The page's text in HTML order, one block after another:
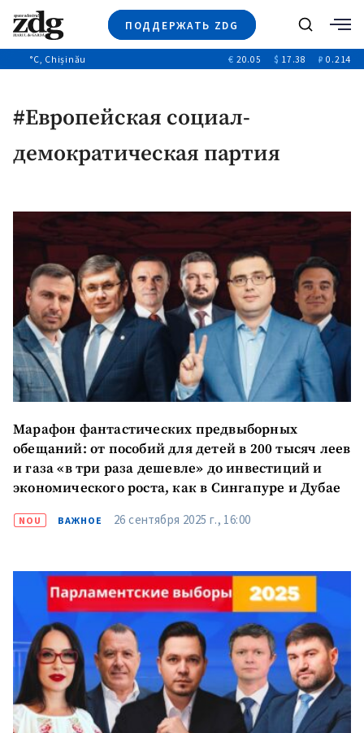
ПОДДЕРЖАТЬ ZDG
Новости
Расследования
+75
Выборы 2025
Поиск
°C, Chișinău € 20.05 $ 17.38 ₽ 0.214
#Европейская социал-
демократическая партия
Марафон фантастических предвыборных
обещаний: от пособий для детей в 200 тысяч леев
и газа «в три раза дешевле» до инвестиций и
экономического роста, как в Сингапуре и Дубае
NOU ВАЖНОЕ 26 сентября 2025 г., 16:00